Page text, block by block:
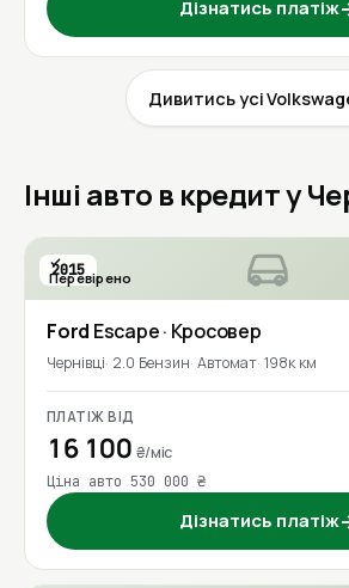
Дізнатись платіж
Дивитись усі
Інші авто в кредит у
2015
Перевірено
Ford Escape· Кросовер
Чернівці 2.0 Бензин Автомат 198к км
ПЛАТІЖ ВІД
16 100 ₴/міс
Ціна авто 530 000 ₴
Дізнатись платіж